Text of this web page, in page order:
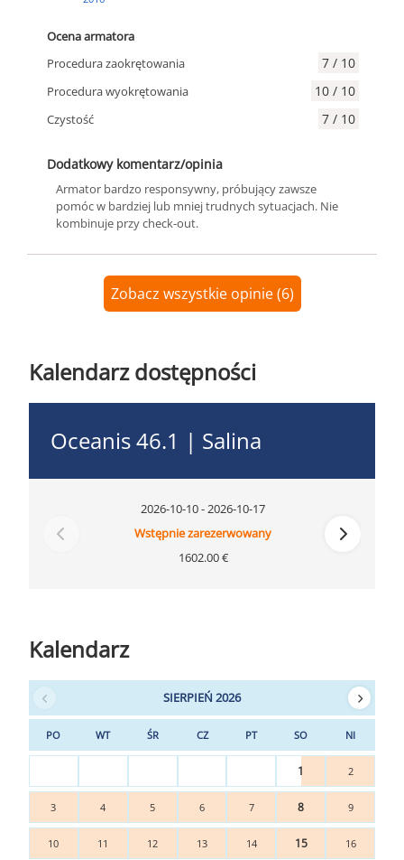
Ocena armatora
Procedura zaokrętowania
7 / 10
Procedura wyokrętowania 10 / 10
Czystość 7 / 10
Dodatkowy komentarz/opinia
Armator bardzo responsywny, próbujący zawsze
pomóc w bardziej lub mniej trudnych sytuacjach. Nie
kombinuje przy check-out.
Zobacz wszystkie opinie (6)
Kalendarz dostępności
Oceanis 46.1 | Salina
2026-10-10 - 2026-10-17
Wstępnie zarezerwowany
1602.00 €
Kalendarz
SIERPIEŃ 2026
PO WT ŚR CZ PT SO NI
1 2
3 4 5 6 7 8 9
10 11 12 13 14 15 16